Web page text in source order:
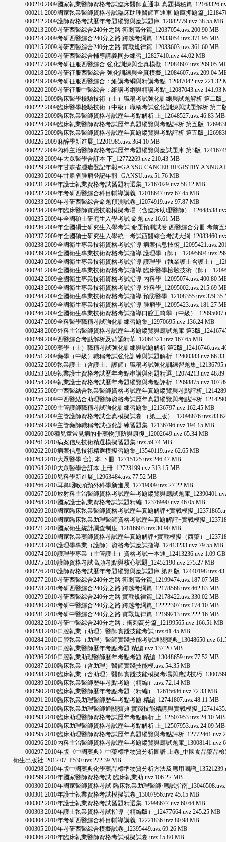
000210 2009國家執業醫師資格考試臨床醫師直通車·真題揭秘篇
000211 2009國家執業醫師資格考試臨床助理醫師直通車 題庫押題篇
000212 2009護師資格考試歷年考題縱覽與應試題庫_12082779.uvz 38.55 MB
000213 2009考研西醫綜合240分之路 衝刺高分篇_12037054.uvz 200.90 MB
000214 2009考研西醫綜合240分之路 跨越考綱篇_12033054.uvz 371.95 MB
000215 2009考研西醫綜合240分之路 實戰規律篇_12033603.uvz 361.60 MB
000216 2009考研西醫綜合輔導講義同步練習_12827410.uvz 44.02 MB
000217 2009考研征服西醫綜合 強化訓練與全真模擬_12084607.uvz 209.05
000218 2009考研征服西醫綜合 強化訓練與全真模擬_12084607.uvz 209.04
000219 2009考研征服西醫綜合：細講考綱與精講考點_12087042.uvz 221.32
000220 2009考研征服中醫綜合：細講考綱與精講考點_12087043.uvz 141.93
000221 2009臨床醫學檢驗技術（士）職稱考試強化訓練與試題解析 第二版
000222 2009臨床醫學檢驗技術（中級）職稱考試強化訓練與試題解析 第二版
000223 2009臨床執業醫師資格考試歷年考點解析 上_12648527.uvz 46.83 MB
000224 2009臨床執業醫師資格考試歷年真題縱覽與考點評析 第五版
000225 2009臨床執業醫師資格考試歷年真題縱覽與考點評析 第五版
000226 2009麻醉學新進展_12201985.uvz 364.10 MB
000227 2009內科主治醫師資格考試歷年考題縱覽與應試題庫 第3版
000228 2009年大眾醫學合訂本 下_12772269.uvz 210.43 MB
000229 2009年甘肅省腫瘤登記年報=GANSU CANCER REGISTRY ANNUAL
000230 2009年甘肅省腫瘤登記年報=GANSU.uvz 51.76 MB
000231 2009年護士執業資格考試習題精選集_12167029.uvz 58.12 MB
000232 2009年考研西醫綜合科目輔導講義_12018647.uvz 67.45 MB
000233 2009年考研西醫綜合命題預測試卷_12074919.uvz 97.87 MB
000234 2009年臨床醫師實踐技能模擬考場（含臨床助理醫師）
000235 2009年全國碩士研究生入學考試 命題.uvz 16.61 MB
000236 2009年全國碩士研究生入學考試 命題預測試卷 西醫綜合分冊 考前五
000237 2009年全國碩士研究生入學統一考試西醫綜合考試大綱
000238 2009全國衛生專業技術資格考試指導 病案信息技術_12095421.uvz
000239 2009全國衛生專業技術資格考試指導 護理學（師）_12095604.uvz
000240 2009全國衛生專業技術資格考試指導 護理學（執業護士含護士）
000241 2009全國衛生專業技術資格考試指導 臨床醫學檢驗技術（師）
000242 2009全國衛生專業技術資格考試指導 內科學_12095074.uvz 400.80
000243 2009全國衛生專業技術資格考試指導 外科學_12095002.uvz 215.69
000244 2009全國衛生專業技術資格考試指導 預防醫學_12108355.uvz 379.35
000245 2009全國衛生專業技術資格考試指導 腫瘤學_12095423.uvz 181.27
000246 2009全國衛生專業技術資格考試指導口腔正畸學（中級）
000247 2009全科醫學職稱考試強化訓練習題集_12970695.uvz 136.24 MB
000248 2009外科主治醫師資格考試歷年考題縱覽與應試題庫 第3版
000249 2009西醫綜合考點解析及背誦精華_12064321.uvz 167.65 MB
000250 2009藥學（士）職稱考試強化訓練與試題解析 第2版_12416746.uvz
000251 2009藥學（中級）職稱考試強化訓練與試題解析_12400383.uvz
000252 2009執業護士（含護士、護師）職稱考試強化訓練習題集
000253 2009執業護士資格考試歷年考點串講與例題精選_12074213.uvz
000254 2009執業護士資格考試歷年考題縱覽與考點評析_12098875.uvz
000255 2009中西醫結合執業醫師資格考試歷年真題縱覽與考點評析
000256 2009中西醫結合助理醫師資格考試歷年真題縱覽與考點評析
000257 2009主管護師職稱考試強化訓練習題集_12136797.uvz 162.45 MB
000258 2009主管護師資格考試全真模擬試卷 （第三版）_12098876.uvz
000259 2009主管藥師職稱考試強化訓練習題集_12136796.uvz 194.15 MB
000260 200種兒童常見病的非藥物預防與康復_12002649.uvz 65.34 MB
000261 2010病案信息技術精選模擬習題集.uvz 59.74 MB
000262 2010病案信息技術精選模擬習題集_13540119.uvz 62.65 MB
000263 2010大眾醫學 合訂本 下冊_12715125.uvz 246.47 MB
000264 2010大眾醫學合訂本 上冊_12723199.uvz 313.15 MB
000265 2010兒科學新進展_12963484.uvz 77.52 MB
000266 2010耳鼻咽喉頭頸外科學新進展_12719009.uvz 27.22 MB
000267 2010放射科主治醫師資格考試歷年考題縱覽與應試題庫
000268 2010國家護士執業資格考試試題精編_12376990.uvz 46.05 MB
000269 2010國家臨床執業醫師資格考試歷年真題解評+實戰模擬
000270 2010國家臨床執業助理醫師資格考試歷年真題解評+實戰模擬
000271 2010國家衛生統計調查制度_12816603.uvz 30.90 MB
000272 2010國家執業藥師資格考試歷年真題解評+實戰模擬（西藥）
000273 2010護理學專業（護師）資格考試應試指導_12413233.uvz 79.55 MB
000274 2010護理學專業（主管護士）資格考試一本通_12413236.uvz 1.09 GB
000275 2010護師資格考試高頻考點與核心試題_12452190.uvz 275.27 MB
000276 2010護師資格考試歷年考題縱覽與應試題庫 第四版_12440198.uvz
000277 2010考研西醫綜合240分之路 衝刺高分篇_12199474.uvz 187.07 MB
000278 2010考研西醫綜合240分之路 跨越考綱篇_12178568.uvz 462.83 MB
000279 2010考研西醫綜合240分之路 實戰規律篇_12178422.uvz 330.02 MB
000280 2010考研中醫綜合240分之路 跨越考綱篇_12222307.uvz 174.10 MB
000281 2010考研中醫綜合240分之路 實戰規律篇_12199213.uvz 222.16 MB
000282 2010考研中醫綜合240分之路：衝刺高分篇_12199565.uvz 166.51 MB
000283 2010口腔執業（助理）醫師實踐技能考試.uvz 61.45 MB
000284 2010口腔執業（助理）醫師實踐技能考試通關寶典_13048650.uvz
000285 2010口腔執業醫師歷年考點考題 精編.uvz 137.20 MB
000286 2010口腔執業助理醫師歷年考點考題 精編_13048659.uvz 77.52 MB
000287 2010臨床執業（含助理）醫師實踐技能模.uvz 54.35 MB
000288 2010臨床執業（含助理）醫師實踐技能模擬考場與應試技巧
000289 2010臨床執業醫師歷年考點考題（精編）.uvz 72.14 MB
000290 2010臨床執業醫師歷年考點考題（精編）_12615686.uvz 72.33 MB
000291 2010臨床執業助理醫師歷年考點考題 精編_12741807.uvz 48.11 MB
000292 2010臨床執業助理醫師通關寶典 實踐技能精講與實戰模擬
000293 2010臨床助理醫師資格考試歷年考點解析 上_12507953.uvz 24.10 MB
000294 2010臨床助理醫師資格考試歷年考點解析 上_12507953.uvz 24.09 MB
000295 2010臨床助理醫師資格考試歷年真題縱覽與考點評析_12772461.uvz
000296 2010內科主治醫師資格考試歷年考題縱覽與應試題庫_13008141.uvz
000297 2010年版《中國藥典》中藥標準物質分析圖譜 上卷_中國食品藥品
衛生出版社_2012.07_P530.uvz 272.39 MB
000298 2010年版中國藥典化學藥品標準物質分析方法及應用圖譜
000299 2010年國家醫師資格考試 臨床執業助.uvz 106.22 MB
000300 2010年國家醫師資格考試 臨床執業助理醫師·應試指南_13046508.uvz
000301 2010年護士執業資格考試模擬試卷_13007956.uvz 45.15 MB
000302 2010年護士執業資格考試習題精選集_12998677.uvz 60.64 MB
000303 2010年護士執業資格考試指導（精編版）_12477664.uvz 245.25 MB
000304 2010年考研西醫綜合科目輔導講義_12221836.uvz 80.98 MB
000305 2010年考研西醫綜合模擬試卷_12395449.uvz 69.26 MB
000306 2010年臨床執業醫師資格考試模擬試卷.uvz 15.80 MB